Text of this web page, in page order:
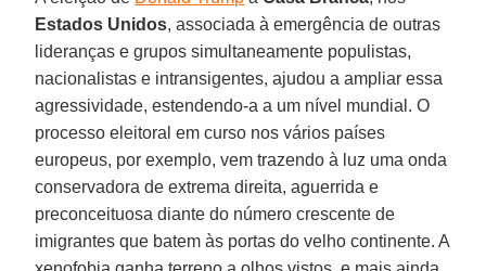
Estados Unidos, associada à emergência de outras
lideranças e grupos simultaneamente populistas,
nacionalistas e intransigentes, ajudou a ampliar essa
agressividade, estendendo-a a um nível mundial. O
processo eleitoral em curso nos vários países
europeus, por exemplo, vem trazendo à luz uma onda
conservadora de extrema direita, aguerrida e
preconceituosa diante do número crescente de
imigrantes que batem às portas do velho continente. A